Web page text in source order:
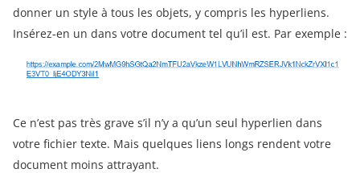
donner un style à tous les objets, y compris les hyperliens.
Insérez-en un dans votre document tel qu’il est. Par exemple :
Ce n’est pas très grave s’il n’y a qu’un seul hyperlien dans
votre fichier texte. Mais quelques liens longs rendent votre
document moins attrayant.